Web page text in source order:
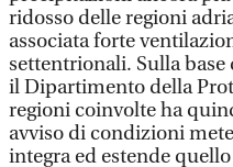
ridosso delle regioni
associata forte
settentrionali. Sulla
il Dipartimento della
regioni coinvolte ha
avviso di condizioni
integra ed estende